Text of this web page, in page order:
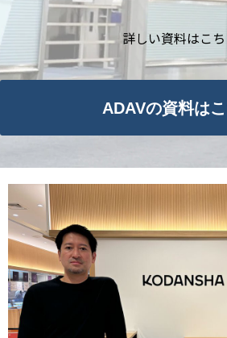
詳しい資料はこ
ADAVの資料は